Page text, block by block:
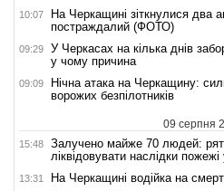
10:07
На Черкащині зіткнулися два
постраждалий (ФОТО)
09:29
У Черкасах на кілька днів
у чому причина
09:09
Нічна атака на Черкащину:
ворожих безпілотників
09 серпня
15:48
Залучено майже 70 людей:
ліквідовувати наслідки
13:31 На Черкащині водійка на